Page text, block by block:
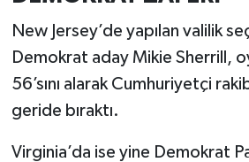
New Jersey’de yapılan valilik
Demokrat aday Mikie Sherrill,
56’sını alarak Cumhuriyetçi
geride bıraktı.
Virginia’da ise yine Demokrat